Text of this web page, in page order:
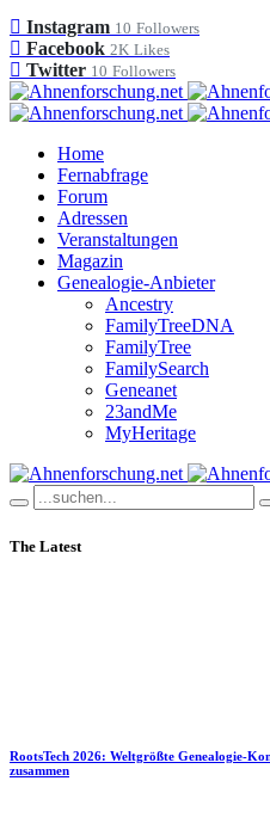
Instagram 10 Followers
Facebook 2K Likes
Twitter 10 Followers
Home
Fernabfrage
Forum
Adressen
Veranstaltungen
Magazin
Genealogie-Anbieter
Ancestry
FamilyTreeDNA
FamilyTree
FamilySearch
Geneanet
23andMe
MyHeritage
The Latest
RootsTech 2026: Weltgrößte Genealogie-
zusammen